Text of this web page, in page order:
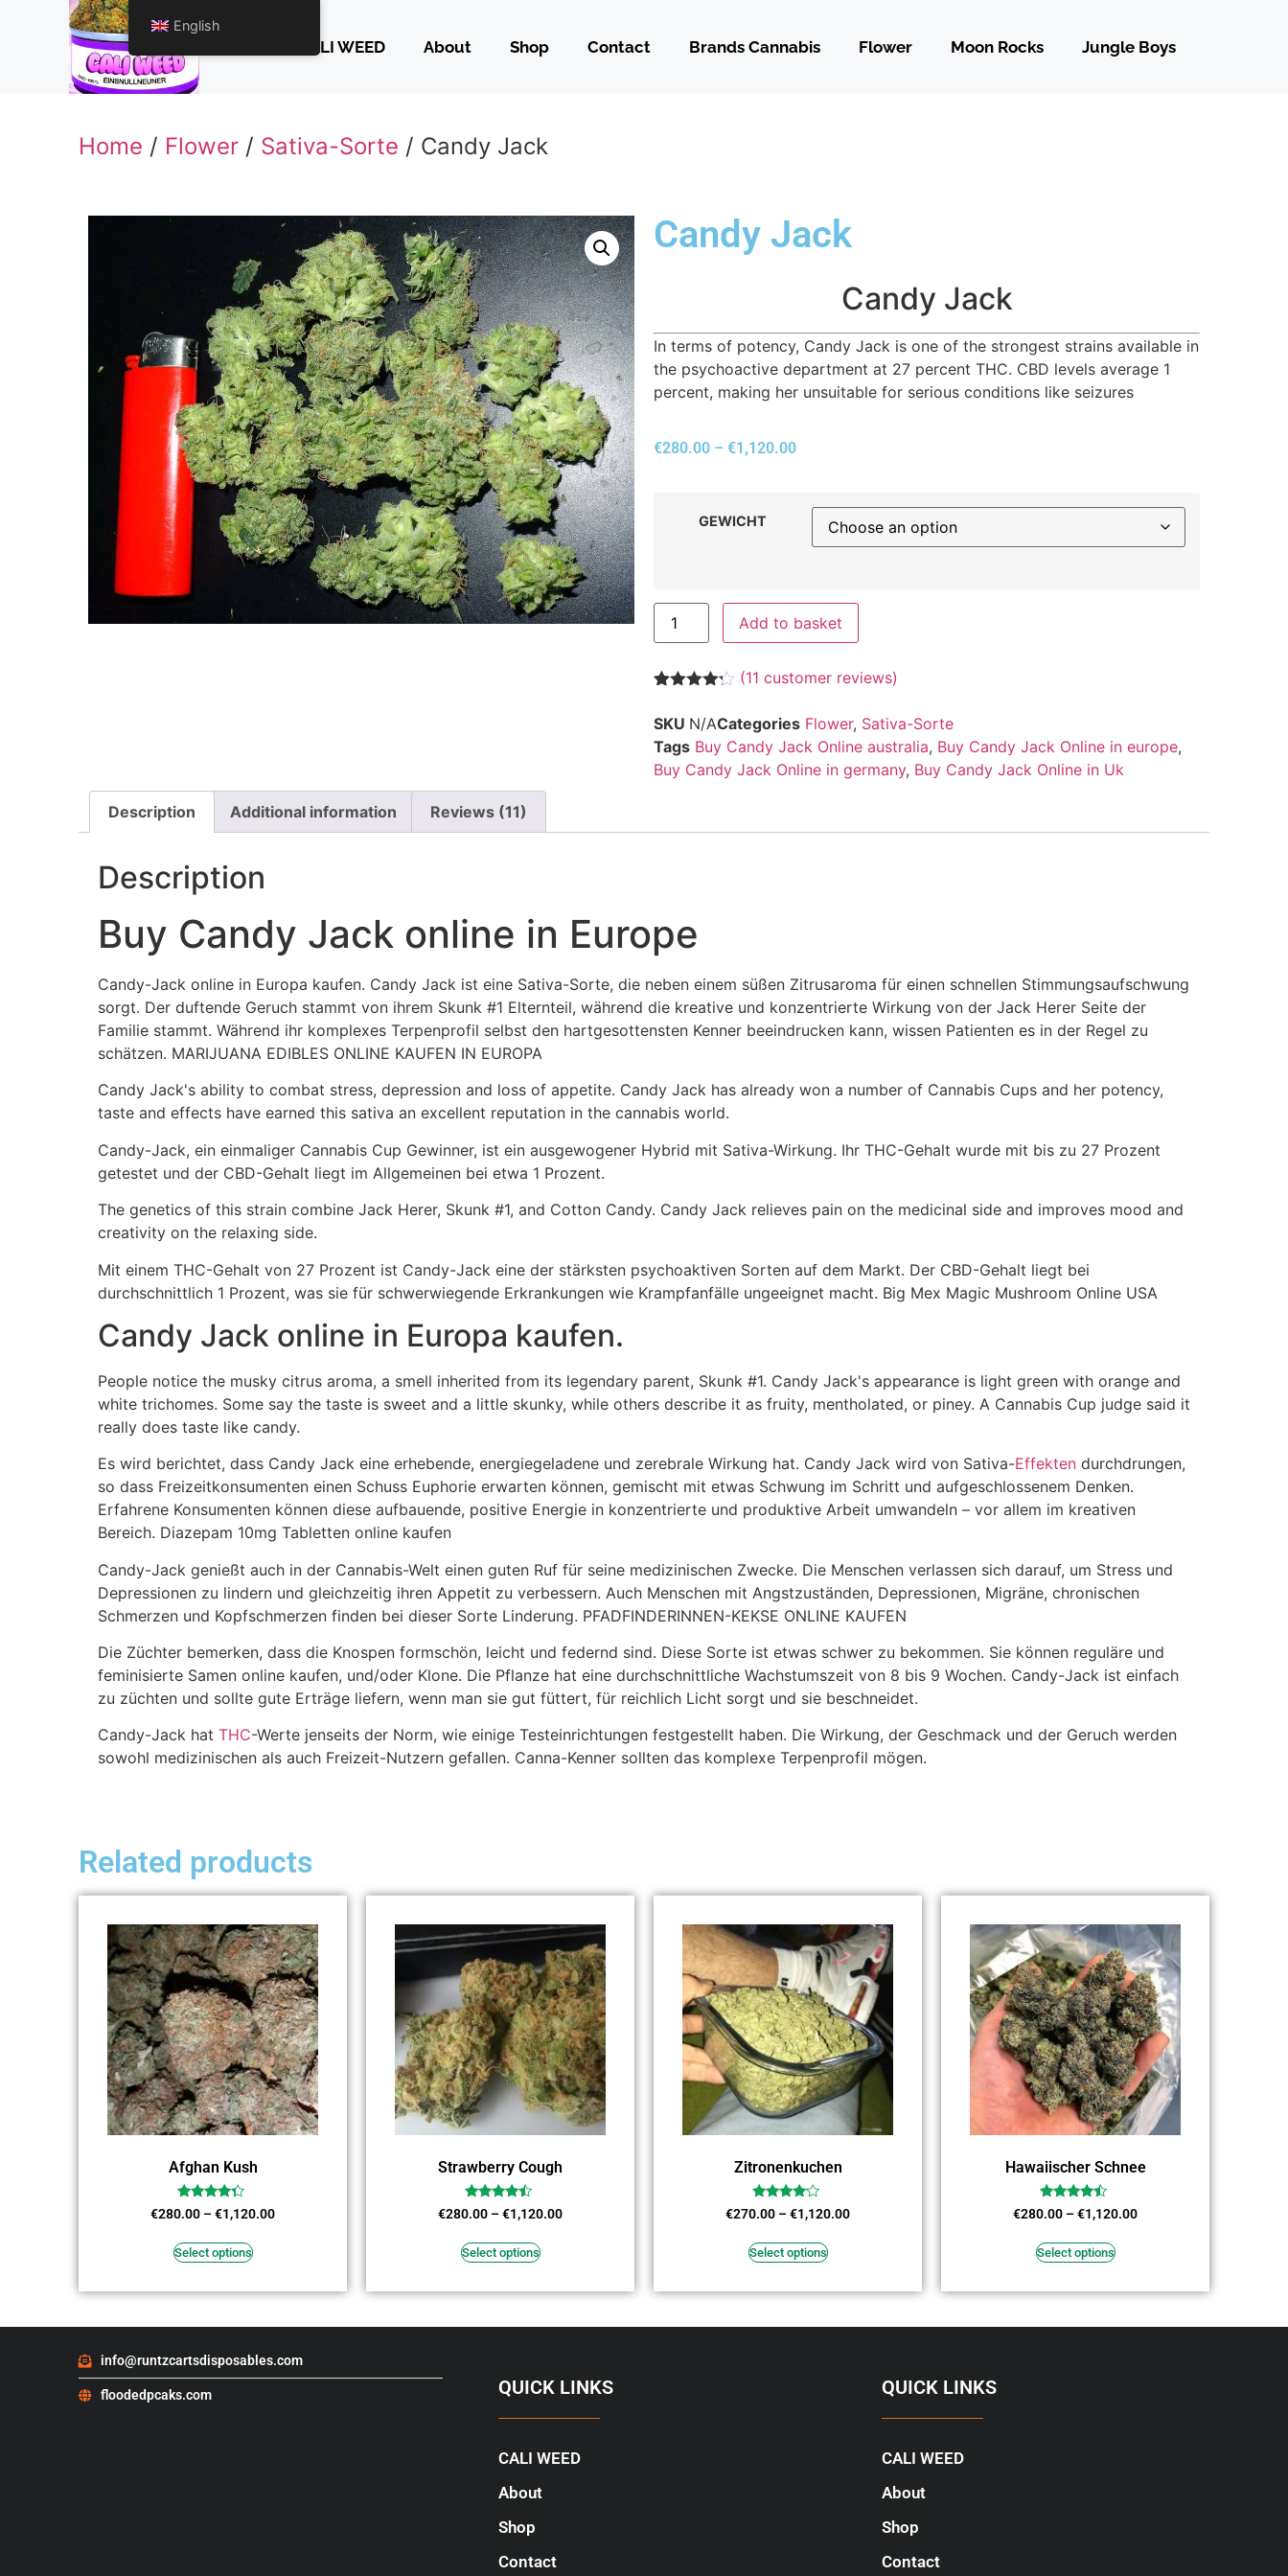
CALI WEED About Shop Contact Brands Cannabis Flower Moon Rocks Jungle Boys
Home / Flower / Sativa-Sorte / Candy Jack
Candy Jack
Candy Jack
In terms of potency, Candy Jack is one of the strongest strains available in
the psychoactive department at 27 percent THC. CBD levels average 1
percent, making her unsuitable for serious conditions like seizures
€280.00 – €1,120.00
GEWICHT
Add to basket
4.18 out
of 5
based on
customer
ratings
(11 customer reviews)
SKU N/ACategories Flower, Sativa-Sorte
Tags Buy Candy Jack Online australia, Buy Candy Jack Online in europe,
Buy Candy Jack Online in germany, Buy Candy Jack Online in Uk
Description Additional information Reviews (11)
Description
Buy Candy Jack online in Europe
Candy-Jack online in Europa kaufen. Candy Jack ist eine Sativa-Sorte, die neben einem süßen Zitrusaroma für einen schnellen Stimmungsaufschwung
sorgt. Der duftende Geruch stammt von ihrem Skunk #1 Elternteil, während die kreative und konzentrierte Wirkung von der Jack Herer Seite der
Familie stammt. Während ihr komplexes Terpenprofil selbst den hartgesottensten Kenner beeindrucken kann, wissen Patienten es in der Regel zu
schätzen. MARIJUANA EDIBLES ONLINE KAUFEN IN EUROPA
Candy Jack's ability to combat stress, depression and loss of appetite. Candy Jack has already won a number of Cannabis Cups and her potency,
taste and effects have earned this sativa an excellent reputation in the cannabis world.
Candy-Jack, ein einmaliger Cannabis Cup Gewinner, ist ein ausgewogener Hybrid mit Sativa-Wirkung. Ihr THC-Gehalt wurde mit bis zu 27 Prozent
getestet und der CBD-Gehalt liegt im Allgemeinen bei etwa 1 Prozent.
The genetics of this strain combine Jack Herer, Skunk #1, and Cotton Candy. Candy Jack relieves pain on the medicinal side and improves mood and
creativity on the relaxing side.
Mit einem THC-Gehalt von 27 Prozent ist Candy-Jack eine der stärksten psychoaktiven Sorten auf dem Markt. Der CBD-Gehalt liegt bei
durchschnittlich 1 Prozent, was sie für schwerwiegende Erkrankungen wie Krampfanfälle ungeeignet macht. Big Mex Magic Mushroom Online USA
Candy Jack online in Europa kaufen.
People notice the musky citrus aroma, a smell inherited from its legendary parent, Skunk #1. Candy Jack's appearance is light green with orange and
white trichomes. Some say the taste is sweet and a little skunky, while others describe it as fruity, mentholated, or piney. A Cannabis Cup judge said it
really does taste like candy.
Es wird berichtet, dass Candy Jack eine erhebende, energiegeladene und zerebrale Wirkung hat. Candy Jack wird von Sativa-Effekten durchdrungen,
so dass Freizeitkonsumenten einen Schuss Euphorie erwarten können, gemischt mit etwas Schwung im Schritt und aufgeschlossenem Denken.
Erfahrene Konsumenten können diese aufbauende, positive Energie in konzentrierte und produktive Arbeit umwandeln – vor allem im kreativen
Bereich. Diazepam 10mg Tabletten online kaufen
Candy-Jack genießt auch in der Cannabis-Welt einen guten Ruf für seine medizinischen Zwecke. Die Menschen verlassen sich darauf, um Stress und
Depressionen zu lindern und gleichzeitig ihren Appetit zu verbessern. Auch Menschen mit Angstzuständen, Depressionen, Migräne, chronischen
Schmerzen und Kopfschmerzen finden bei dieser Sorte Linderung. PFADFINDERINNEN-KEKSE ONLINE KAUFEN
Die Züchter bemerken, dass die Knospen formschön, leicht und federnd sind. Diese Sorte ist etwas schwer zu bekommen. Sie können reguläre und
feminisierte Samen online kaufen, und/oder Klone. Die Pflanze hat eine durchschnittliche Wachstumszeit von 8 bis 9 Wochen. Candy-Jack ist einfach
zu züchten und sollte gute Erträge liefern, wenn man sie gut füttert, für reichlich Licht sorgt und sie beschneidet.
Candy-Jack hat THC-Werte jenseits der Norm, wie einige Testeinrichtungen festgestellt haben. Die Wirkung, der Geschmack und der Geruch werden
sowohl medizinischen als auch Freizeit-Nutzern gefallen. Canna-Kenner sollten das komplexe Terpenprofil mögen.
Related products
Afghan Kush
Rated
4.09
€280.00 –€1,120.00
Select options
Strawberry Cough
Rated
4.27
€280.00 –€1,120.00
Select options
Zitronenkuchen
Rated
3.91
€270.00 –€1,120.00
Select options
Hawaiischer Schnee
Rated
4.27
€280.00 –€1,120.00
Select options
info@runtzcartsdisposables.com
floodedpcaks.com QUICK LINKS
CALI WEED
About
Shop
Contact
QUICK LINKS
CALI WEED
About
Shop
Contact
English